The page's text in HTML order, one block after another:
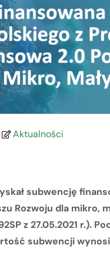
Aktualności
subwencję
Rozwoju dla mikro,
z 27.05.2021 r.).
subwencji